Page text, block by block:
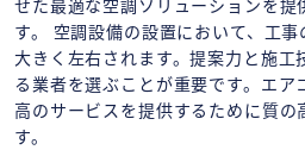
せた最適な空調ソリューションを提
す。 空調設備の設置において、工
大きく左右されます。提案力と施工
る業者を選ぶことが重要です。エ
高のサービスを提供するために質の
す。